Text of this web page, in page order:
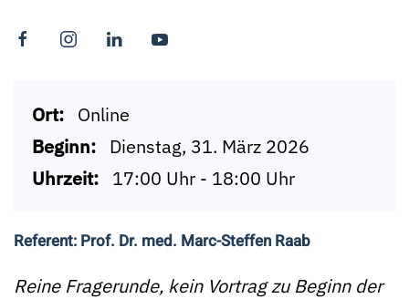
Ort: Online
Beginn: Dienstag, 31. März 2026
Uhrzeit: 17:00 Uhr - 18:00 Uhr
Referent: Prof. Dr. med. Marc-Steffen Raab
Reine Fragerunde, kein Vortrag zu Beginn der